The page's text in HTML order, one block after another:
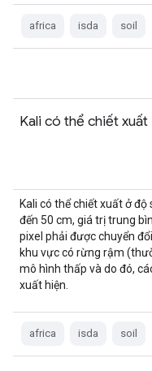
africa isda soil
Kali có thể chiết xuất
Kali có thể chiết xuất ở
đến 50 cm, giá trị trung
pixel phải được chuyển
khu vực có rừng rậm
mô hình thấp và do đó,
xuất hiện.
africa isda soil